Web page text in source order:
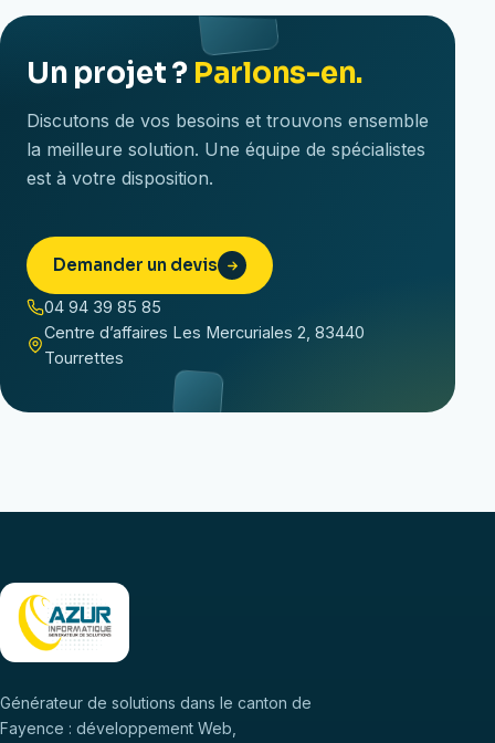
Un projet ? Parlons-en.
Discutons de vos besoins et trouvons ensemble
la meilleure solution. Une équipe de spécialistes
est à votre disposition.
Demander un devis
04 94 39 85 85
Centre d’affaires Les Mercuriales 2, 83440
Tourrettes
Générateur de solutions dans le canton de
Fayence : développement Web,